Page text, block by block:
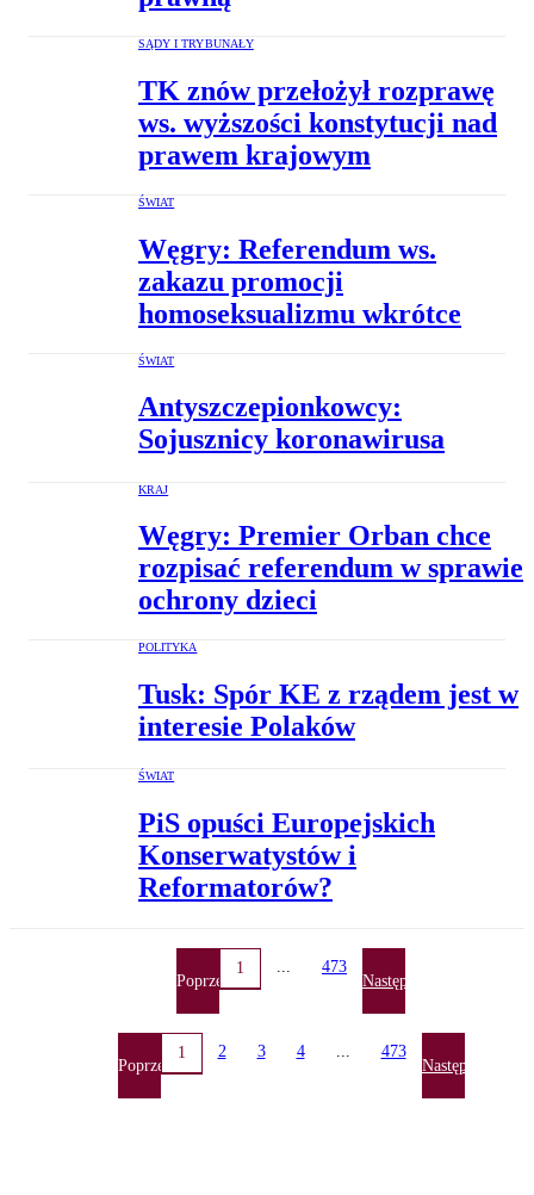
SĄDY I TRYBUNAŁY
TK znów przełożył rozprawę
ws. wyższości konstytucji nad
prawem krajowym
ŚWIAT
Węgry: Referendum ws.
zakazu promocji
homoseksualizmu wkrótce
ŚWIAT
Antyszczepionkowcy:
Sojusznicy koronawirusa
KRAJ
Węgry: Premier Orban chce
rozpisać referendum w sprawie
ochrony dzieci
POLITYKA
Tusk: Spór KE z rządem jest w
interesie Polaków
ŚWIAT
PiS opuści Europejskich
Konserwatystów i
Reformatorów?
Poprzednia
1 ... 473
Następna
Poprzednia
1 2 3 4 ... 473
Następna